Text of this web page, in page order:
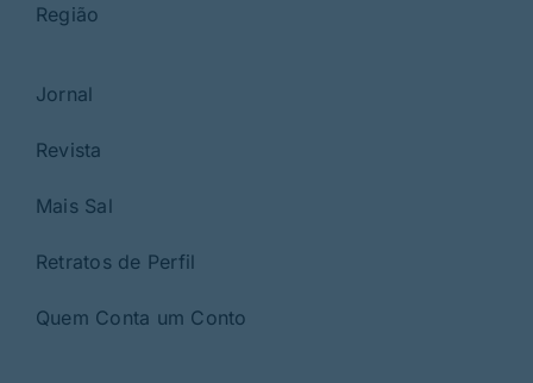
Região
Jornal
Revista
Mais Sal
Retratos de Perfil
Quem Conta um Conto